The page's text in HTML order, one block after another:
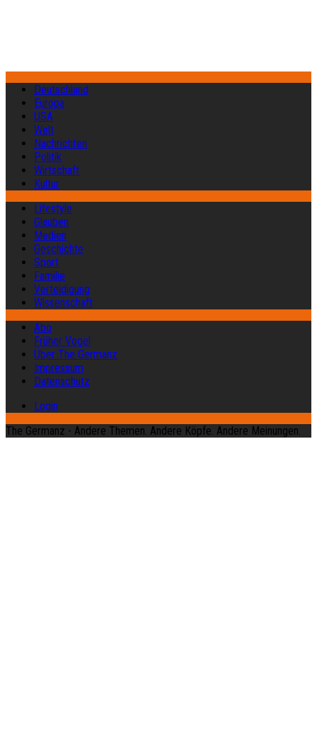
Deutschland
Europa
USA
Welt
Nachrichten
Politik
Wirtschaft
Kultur
Lifestyle
Glauben
Medien
Geschichte
Sport
Familie
Verteidigung
Wissenschaft
Abo
Früher Vogel
Über The Germanz
Impressum
Datenschutz
Login
The Germanz - Andere Themen. Andere Köpfe. Andere Meinungen.